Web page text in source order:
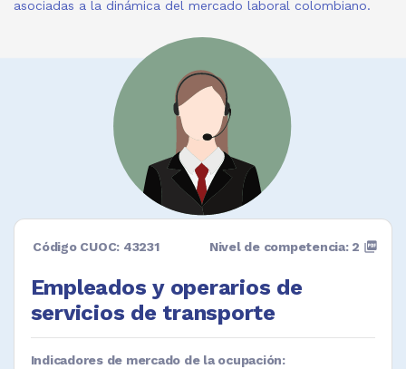
asociadas a la dinámica del mercado laboral colombiano.
Código CUOC: 43231
Empleados y operarios de
servicios de transporte
Nivel de competencia: 2 picture_as_pdf
Indicadores de mercado de la ocupación: